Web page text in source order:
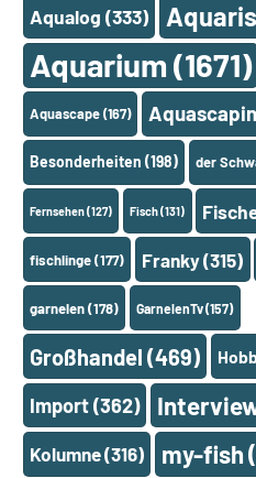
Aqualog (333)
Aquarium (1671)
Aquascape(167)
Besonderheiten (198) der
Fernsehen(127) Fisch(131)
fischlinge(177) Franky(315)
garnelen(178) GarnelenTv(157)
Großhandel (469)
Import(362)
Kolumne(316) my-fish